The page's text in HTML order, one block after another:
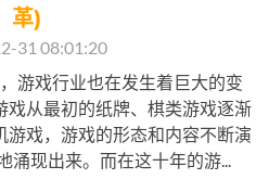
革)
31 08:01:20
游戏行业也在发生着巨大的变
戏从最初的纸牌、棋类游戏逐渐
游戏，游戏的形态和内容不断演
现出来。而在这十年的游...